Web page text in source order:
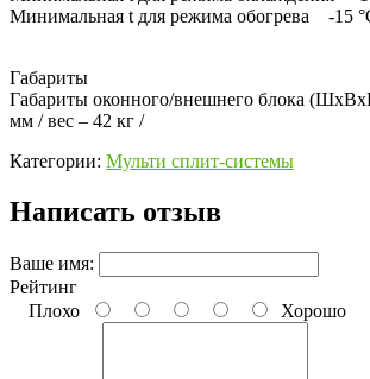
Минимальная t для режима обогрева -15
Габариты
Габариты оконного/внешнего блока
мм / вес – 42 кг /
Категории: Мульти сплит-системы
Написать отзыв
Ваше имя:
Рейтинг
Плохо
Хорошо